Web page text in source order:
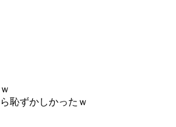
恥ずかしかったｗ